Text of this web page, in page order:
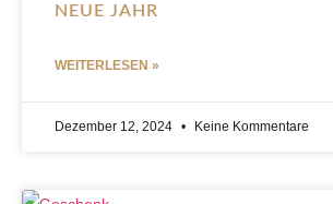
NEUE JAHR
WEITERLESEN »
Dezember 12, 2024 Keine Kommentare